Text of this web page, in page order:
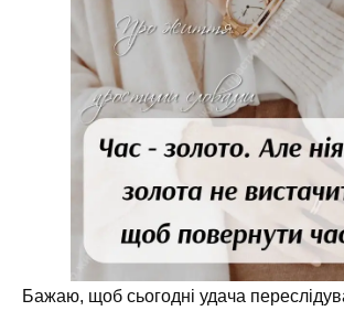
Бажаю, щоб сьогодні удача